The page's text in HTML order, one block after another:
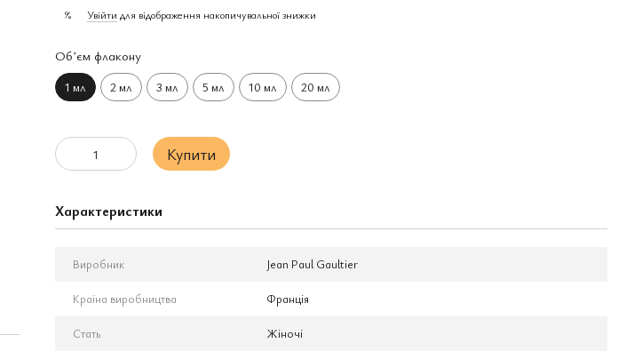
% Увійти для відображення накопичувальної знижки
Обʼєм флакону
1 мл 2 мл 3 мл 5 мл 10 мл 20 мл
Купити
Характеристики
Виробник Jean Paul Gaultier
Країна виробництва Франція
Стать Жіночі